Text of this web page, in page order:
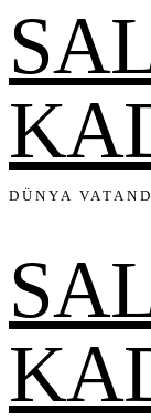
DÜNYA